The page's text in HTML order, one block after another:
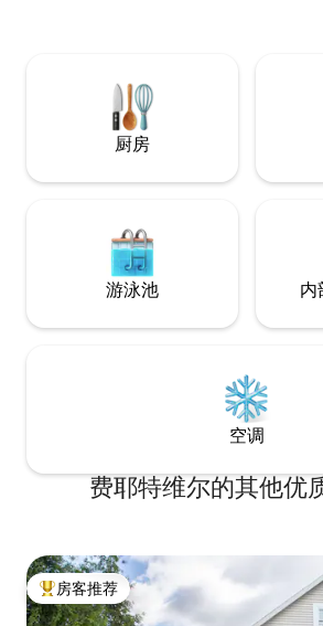
*Open Design Living *Full Kitchen *Smart
TV *Backyard (Hot Tub, Sauna, Fire Pit,
BBQ, Outdoor shower) *High-Speed Wi-
Fi *Free Parking *EV charger
厨房
游泳池 内
空调
费耶特维尔的其他优
热门「房客推荐」
房客推荐